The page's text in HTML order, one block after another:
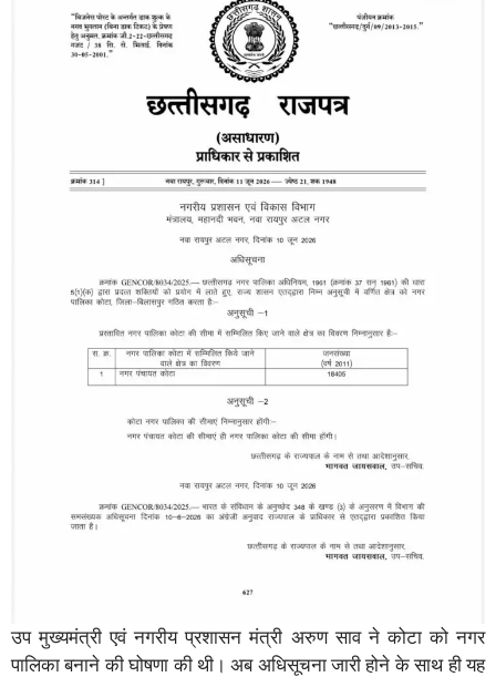
उप मुख्यमंत्री एवं नगरीय प्रशासन मंत्री अरुण साव ने कोटा को नगर
पालिका बनाने की घोषणा की थी। अब अधिसूचना जारी होने के साथ ही यह